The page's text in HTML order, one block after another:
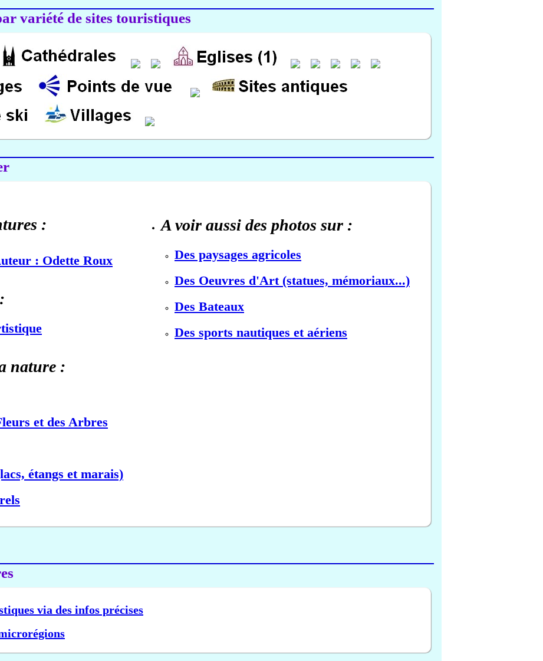
variété de sites touristiques
:
: Odette Roux
nature :
et des Arbres
étangs et marais)
A voir aussi des photos sur :
Des paysages agricoles
Des Oeuvres d'Art (statues, mémoriaux...)
Des Bateaux
Des sports nautiques et aériens
via des infos précises